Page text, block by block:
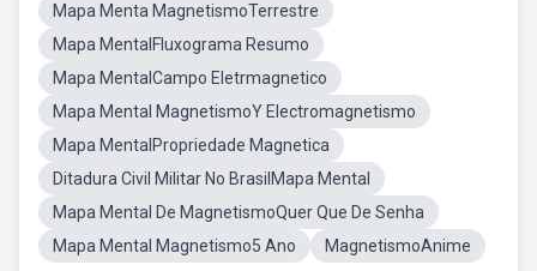
Mapa Menta MagnetismoTerrestre
Mapa MentalFluxograma Resumo
Mapa MentalCampo Eletrmagnetico
Mapa Mental MagnetismoY Electromagnetismo
Mapa MentalPropriedade Magnetica
Ditadura Civil Militar No BrasilMapa Mental
Mapa Mental De MagnetismoQuer Que De Senha
Mapa Mental Magnetismo5 Ano
MagnetismoAnime